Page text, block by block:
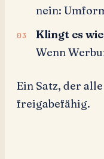
nein:
Klingt es
Wenn
Ein Satz, der
freigabefähig.